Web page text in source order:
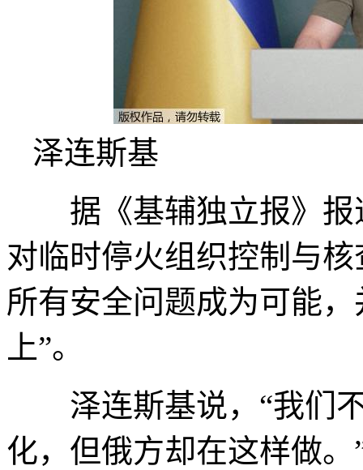
泽连斯基
据《基辅独立报》报
对临时停火组织控制与
所有安全问题成为可能
上”。
泽连斯基说，“我们不
化，但俄方却在这样做。